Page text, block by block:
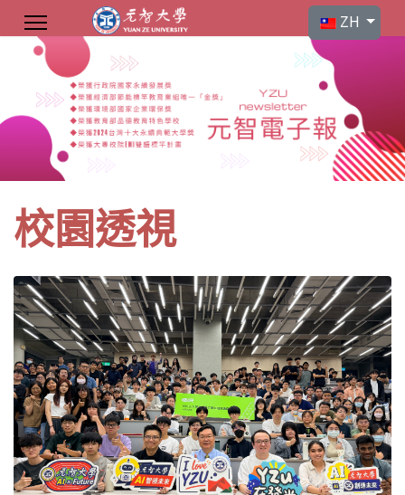
選擇你的語言
ZH
校園透視